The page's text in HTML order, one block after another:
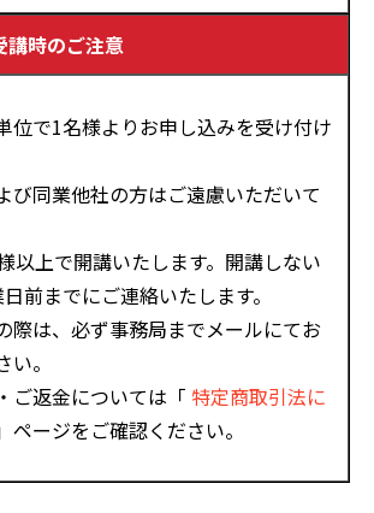
講時のご注意
位で1名様よりお申し込みを受け付け
び同業他社の方はご遠慮いただいて
以上で開講いたします。開講しない
前までにご連絡いたします。
際は、必ず事務局までメールにてお
。
ご返金については「 特定商取引法に
ページをご確認ください。